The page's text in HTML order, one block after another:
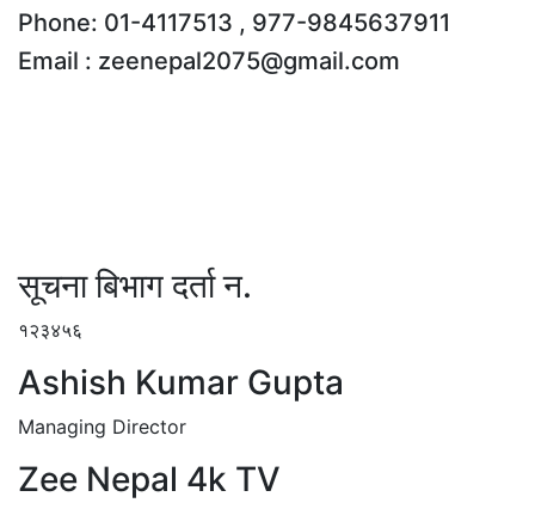
Phone: 01-4117513 , 977-9845637911
Email : zeenepal2075@gmail.com
सूचना बिभाग दर्ता न.
१२३४५६
Ashish Kumar Gupta
Managing Director
Zee Nepal 4k TV